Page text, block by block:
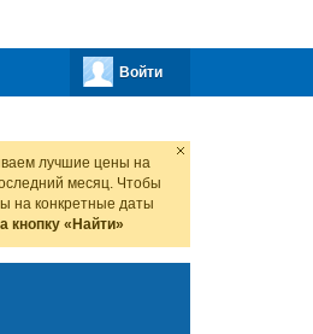
Войти
лучшие цены на
месяц. Чтобы
на конкретные даты
кнопку «Найти»